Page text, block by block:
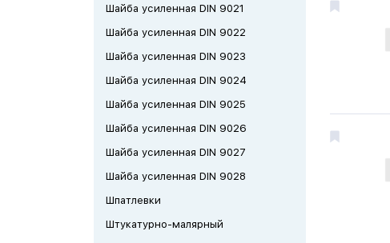
Шайба усиленная DIN 9021
Шайба усиленная DIN 9022
Шайба усиленная DIN 9023
Шайба усиленная DIN 9024
Шайба усиленная DIN 9025
Шайба усиленная DIN 9026
Шайба усиленная DIN 9027
Шайба усиленная DIN 9028
Шпатлевки
Штукатурно-малярный